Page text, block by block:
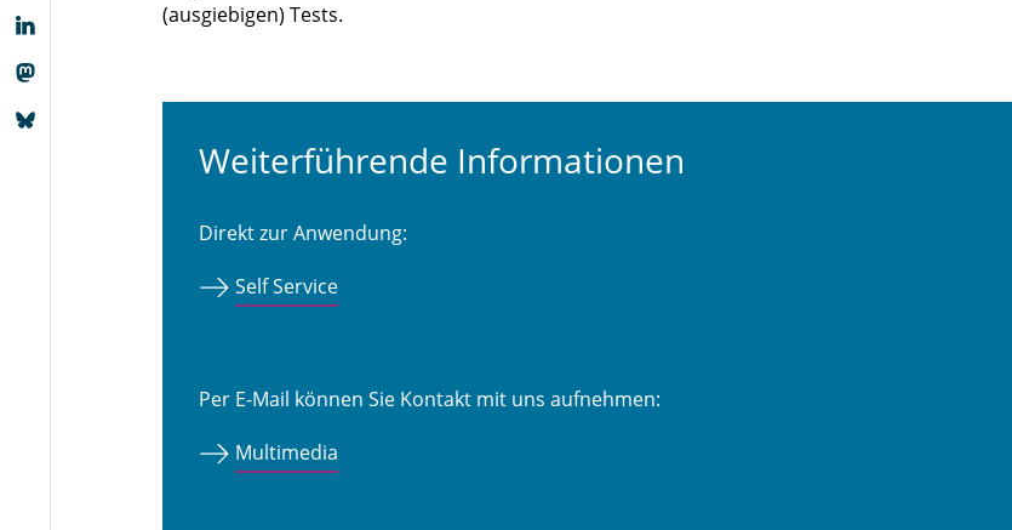
(ausgiebigen) Tests.
Weiterführende Informationen
Direkt zur Anwendung:
Self Service
Per E-Mail können Sie Kontakt mit uns aufnehmen:
Multimedia